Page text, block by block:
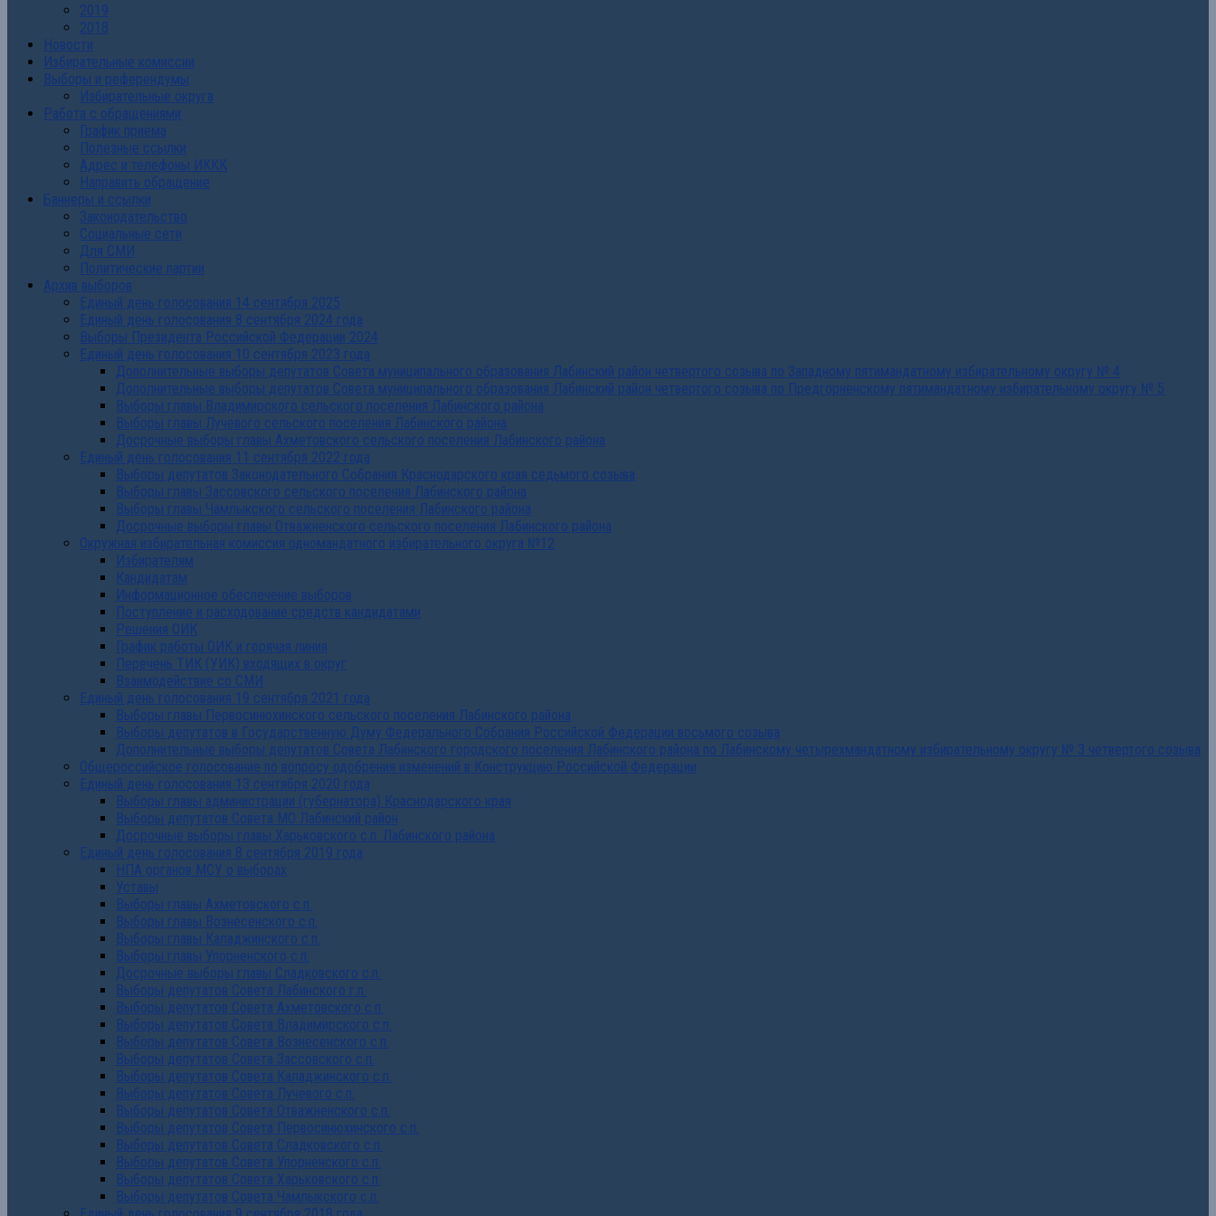
2019
2018
Новости
Избирательные комиссии
Выборы и референдумы
Избирательные округа
Работа с обращениями
График приема
Полезные ссылки
Адрес и телефоны ИККК
Направить обращение
Баннеры и ссылки
Законодательство
Социальные сети
Для СМИ
Политические партии
Архив выборов
Единый день голосования 14 сентября 2025
Единый день голосования 8 сентября 2024 года
Выборы Президента Российской Федерации 2024
Единый день голосования 10 сентября 2023 года
Дополнительные выборы депутатов Совета муниципального образования Лабинский район четвертого созыва по Западному пятимандатному избирательному округу № 4
Дополнительные выборы депутатов Совета муниципального образования Лабинский район четвертого созыва по Предгорненскому пятимандатному избирательному округу № 5
Выборы главы Владимирского сельского поселения Лабинского района
Выборы главы Лучевого сельского поселения Лабинского района
Досрочные выборы главы Ахметовского сельского поселения Лабинского района
Единый день голосования 11 сентября 2022 года
Выборы депутатов Законодательного Собрания Краснодарского края седьмого созыва
Выборы главы Зассовского сельского поселения Лабинского района
Выборы главы Чамлыкского сельского поселения Лабинского района
Досрочные выборы главы Отважненского сельского поселения Лабинского района
Окружная избирательная комиссия одномандатного избирательного округа №12
Избирателям
Кандидатам
Информационное обеспечение выборов
Поступление и расходование средств кандидатами
Решения ОИК
График работы ОИК и горячая линия
Перечень ТИК (УИК) входящих в округ
Взаимодействие со СМИ
Единый день голосования 19 сентября 2021 года
Выборы главы Первосинюхинского сельского поселения Лабинского района
Выборы депутатов в Государственную Думу Федерального Собрания Российской Федерации восьмого созыва
Дополнительные выборы депутатов Совета Лабинского городского поселения Лабинского района по Лабинскому четырехмандатному избирательному округу № 3 четвертого созыва
Общероссийское голосование по вопросу одобрения изменений в Конструкцию Российской Федерации
Единый день голосования 13 сентября 2020 года
Выборы главы администрации (губернатора) Краснодарского края
Выборы депутатов Совета МО Лабинский район
Досрочные выборы главы Харьковского с.п. Лабинского района
Единый день голосования 8 сентября 2019 года
НПА органов МСУ о выборах
Уставы
Выборы главы Ахметовского с.п.
Выборы главы Вознесенского с.п.
Выборы главы Каладжинского с.п.
Выборы главы Упорненского с.п.
Досрочные выборы главы Сладковского с.п.
Выборы депутатов Совета Лабинского г.п.
Выборы депутатов Совета Ахметовского с.п.
Выборы депутатов Совета Владимирского с.п.
Выборы депутатов Совета Вознесенского с.п.
Выборы депутатов Совета Зассовского с.п.
Выборы депутатов Совета Каладжинского с.п.
Выборы депутатов Совета Лучевого с.п.
Выборы депутатов Совета Отважненского с.п.
Выборы депутатов Совета Первосинюхинского с.п.
Выборы депутатов Совета Сладковского с.п.
Выборы депутатов Совета Упорненского с.п.
Выборы депутатов Совета Харьковского с.п.
Выборы депутатов Совета Чамлыкского с.п.